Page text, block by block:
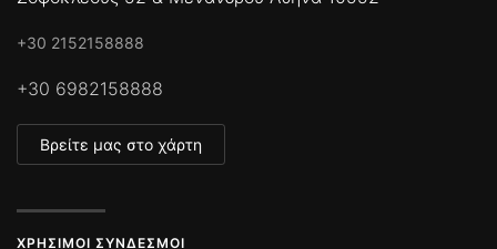
+30 2152158888
+30 6982158888
Βρείτε μας στο χάρτη
ΧΡΉΣΙΜΟΙ ΣΎΝΔΕΣΜΟΙ